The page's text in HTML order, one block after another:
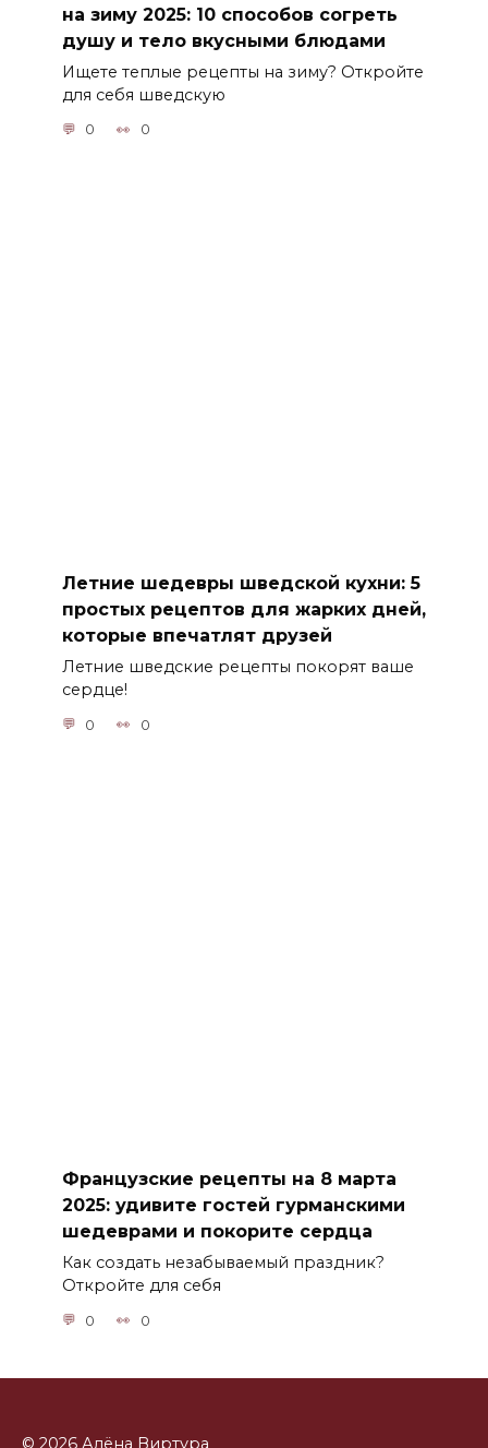
на зиму 2025: 10 способов согреть
душу и тело вкусными блюдами
Ищете теплые рецепты на зиму? Откройте
для себя шведскую
0 0
Летние шедевры шведской кухни: 5
простых рецептов для жарких дней,
которые впечатлят друзей
Летние шведские рецепты покорят ваше
сердце!
0 0
Французские рецепты на 8 марта
2025: удивите гостей гурманскими
шедеврами и покорите сердца
Как создать незабываемый праздник?
Откройте для себя
0 0
© 2026 Алёна Виртура